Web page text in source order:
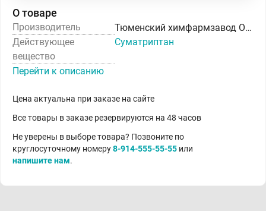
О товаре
Производитель
Тюменский химфармзавод ОАО
Действующее
вещество
Суматриптан
Перейти к описанию
Цена актуальна при заказе на сайте
Все товары в заказе резервируются на 48 часов
Не уверены в выборе товара? Позвоните по
круглосуточному номеру8-914-555-55-55 или
напишите нам.